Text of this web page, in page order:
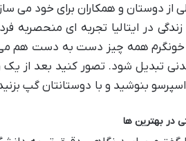
از دوستان و همکاران برای خود می
در ایتالیا تجربه ای منحصربه
خونگرم همه چیز دست به دست هم
تبدیل شود. تصور کنید بعد از یک
بنوشید و با دوستانتان گپ
در بهترین ها